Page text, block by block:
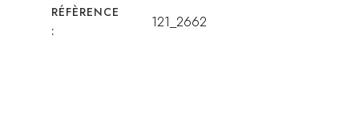
RÉFÈRENCE
:
121_2662